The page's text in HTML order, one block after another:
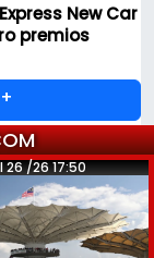
New Car
premios
26 /26 17:50